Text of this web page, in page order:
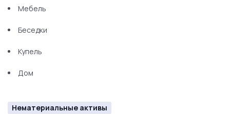
Мебель
Беседки
Купель
Дом
Нематериальные активы